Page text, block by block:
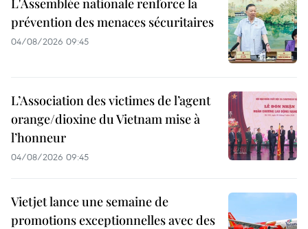
L'Assemblée nationale renforce la
prévention des menaces sécuritaires
04/08/2026 09:45
L’Association des victimes de l’agent
orange/dioxine du Vietnam mise à
l’honneur
04/08/2026 09:45
Vietjet lance une semaine de
promotions exceptionnelles avec des